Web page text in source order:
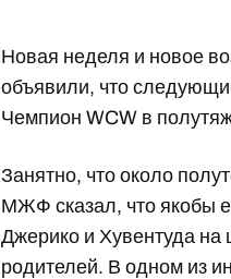
Новая неделя и новое
объявили, что
Чемпион WCW в
Занятно, что около
МЖФ сказал, что якобы
Джерико и Хувентуда на
родителей. В одном из